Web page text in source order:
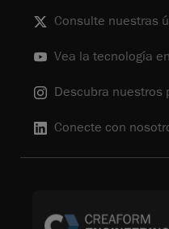
Consulte nuestras
Vea la tecnología
Descubra nuestros
Conecte con